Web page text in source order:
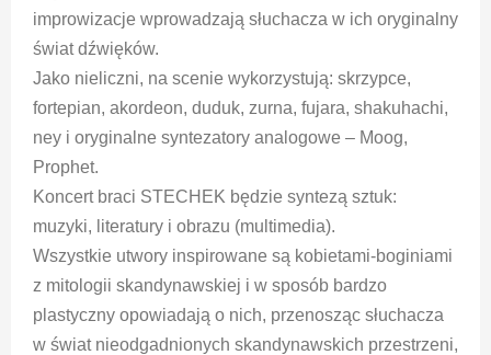
improwizacje wprowadzają słuchacza w ich oryginalny
świat dźwięków.
Jako nieliczni, na scenie wykorzystują: skrzypce,
fortepian, akordeon, duduk, zurna, fujara, shakuhachi,
ney i oryginalne syntezatory analogowe – Moog,
Prophet.
Koncert braci STECHEK będzie syntezą sztuk:
muzyki, literatury i obrazu (multimedia).
Wszystkie utwory inspirowane są kobietami-boginiami
z mitologii skandynawskiej i w sposób bardzo
plastyczny opowiadają o nich, przenosząc słuchacza
w świat nieodgadnionych skandynawskich przestrzeni,